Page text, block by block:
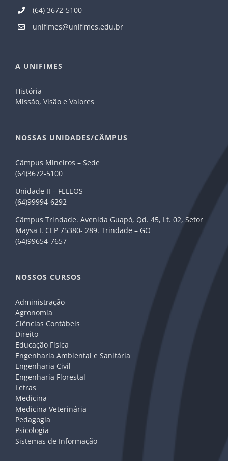
(64) 3672-5100
unifimes@unifimes.edu.br
A UNIFIMES
História
Missão, Visão e Valores
NOSSAS UNIDADES/CÂMPUS
Câmpus Mineiros – Sede
(64)3672-5100
Unidade II – FELEOS
(64)99994-6292
Câmpus Trindade. Avenida Guapó, Qd. 45, Lt. 02, Setor
Maysa I. CEP 75380- 289. Trindade – GO
(64)99654-7657
NOSSOS CURSOS
Administração
Agronomia
Ciências Contábeis
Direito
Educação Física
Engenharia Ambiental e Sanitária
Engenharia Civil
Engenharia Florestal
Letras
Medicina
Medicina Veterinária
Pedagogia
Psicologia
Sistemas de Informação